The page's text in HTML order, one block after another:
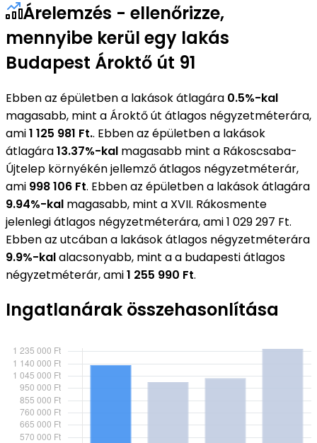
Árelemzés - ellenőrizze,
mennyibe kerül egy lakás
Budapest Ároktő út 91
Ebben az épületben a lakások átlagára 0.5%-kal
magasabb, mint a Ároktő út átlagos négyzetméterára,
ami1 125 981 Ft.. Ebben az épületben a lakások
átlagára13.37%-kal magasabb mint a Rákoscsaba-
Újtelep környékén jellemző átlagos négyzetméterár,
ami 998 106 Ft. Ebben az épületben a lakások átlagára
9.94%-kal magasabb, mint a XVII. Rákosmente
jelenlegi átlagos négyzetméterára, ami 1 029 297 Ft.
Ebben az utcában a lakások átlagos négyzetméterára
9.9%-kalalacsonyabb, mint a a budapesti átlagos
négyzetméterár, ami1 255 990 Ft.
Ingatlanárak összehasonlítása